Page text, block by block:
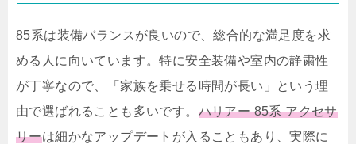
85系は装備バランスが良いので、総合的な満足度を求
める人に向いています。特に安全装備や室内の静粛性
が丁寧なので、「家族を乗せる時間が長い」という理
由で選ばれることも多いです。 ハリアー 85系 アクセサ
リーは細かなアップデートが入ることもあり、実際に